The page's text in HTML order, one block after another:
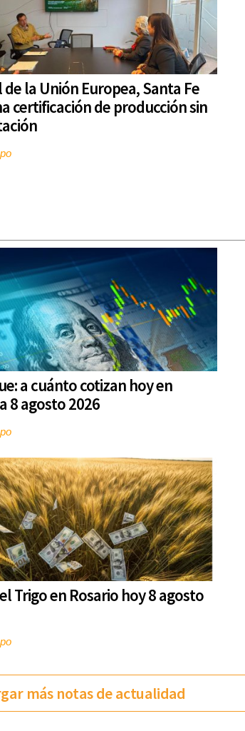
de la Unión Europea, Santa Fe
certificación de producción sin
a cuánto cotizan hoy en
8 agosto 2026
Trigo en Rosario hoy 8 agosto
más notas de actualidad